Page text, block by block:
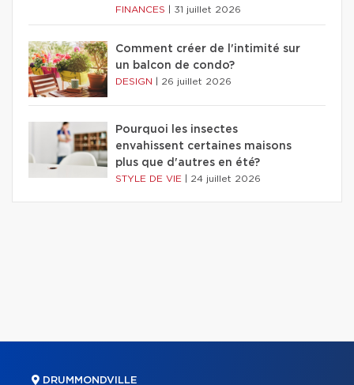
FINANCES 31 juillet 2026
Comment créer de l'intimité sur
un balcon de condo?
DESIGN 26 juillet 2026
Pourquoi les insectes
envahissent certaines maisons
plus que d'autres en été?
STYLE DE VIE 24 juillet 2026
DRUMMONDVILLE